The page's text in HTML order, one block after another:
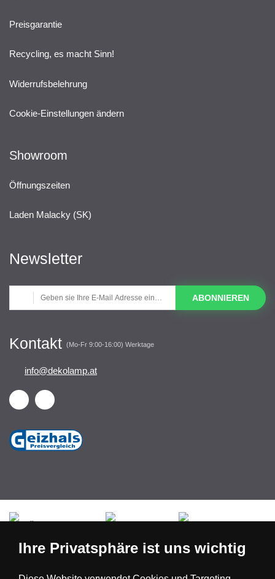
Preisgarantie
Recycling, es macht Sinn!
Widerrufsbelehrung
Cookie-Einstellungen ändern
Showroom
Öffnungszeiten
Laden Malacky (SK)
Newsletter
ABONNIEREN
Kontakt (Mo-Fr 9:00-16:00) Werktage
info@dekolamp.at
Ihre Privatsphäre ist uns wichtig